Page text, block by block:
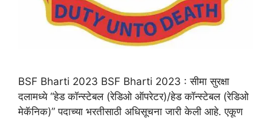
BSF Bharti 2023 BSF Bharti 2023 : सीमा सुरक्षा
दलामध्ये “हेड कॉन्स्टेबल (रेडिओ ऑपरेटर)/हेड कॉन्स्टेबल (रेडिओ
मेकॅनिक)” पदाच्या भरतीसाठी अधिसूचना जारी केली आहे. एकूण